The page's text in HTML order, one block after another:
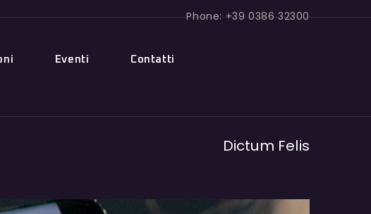
Phone: +39 0386 32300
Eventi Contatti
Dictum Felis